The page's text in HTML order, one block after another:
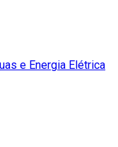
e Energia Elétrica